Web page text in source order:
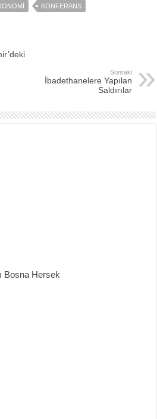
KONFERANS
Sonraki
İbadethanelere Yapılan
Saldırılar
Bosna Hersek